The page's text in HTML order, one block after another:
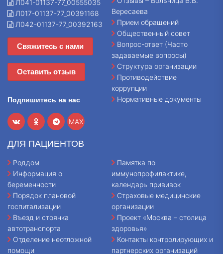
Л017-01137-77_00391168
Л042-01137-77_00392163
Свяжитесь с нами
Оставить отзыв
Подпишитесь на нас
MAX
Вересаева
Прием обращений
Общественный совет
Вопрос-ответ (Часто
задаваемые вопросы)
Структура организации
Противодействие
коррупции
Нормативные документы
ДЛЯ ПАЦИЕНТОВ
Роддом
Информация о
беременности
Порядок плановой
госпитализации
Въезд и стоянка
автотранспорта
Отделение неотложной
помощи
Памятка по
иммунопрофилактике,
календарь прививок
Страховые медицинские
организации
Проект «Москва – столица
здоровья»
Контакты контролирующих и
партнерских организаций